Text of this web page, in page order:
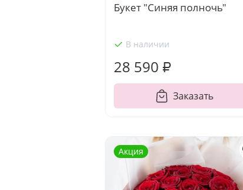
Букет "Синяя полночь"
В наличии
28 590 ₽
Заказать
Акция